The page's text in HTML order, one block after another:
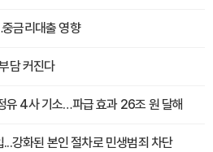
금리대출 영향
담 커진다
유 4사 기소…파급 효과 26조 원 달해
강화된 본인 절차로 민생범죄 차단